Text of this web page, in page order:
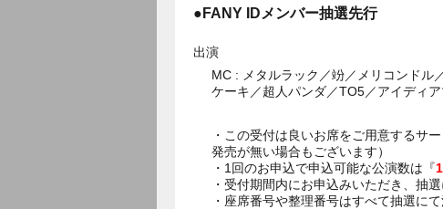
●FANY IDメンバー抽選先行
出演
MC : メタルラック／竕／メリコンドル
ケーキ／超人パンダ／TO5／アイディ
・この受付は良いお席をご用意するサ
発売が無い場合もございます）
・1回のお申込で申込可能な公演数は『
・受付期間内にお申込みいただき、抽
・座席番号や整理番号はすべて抽選に